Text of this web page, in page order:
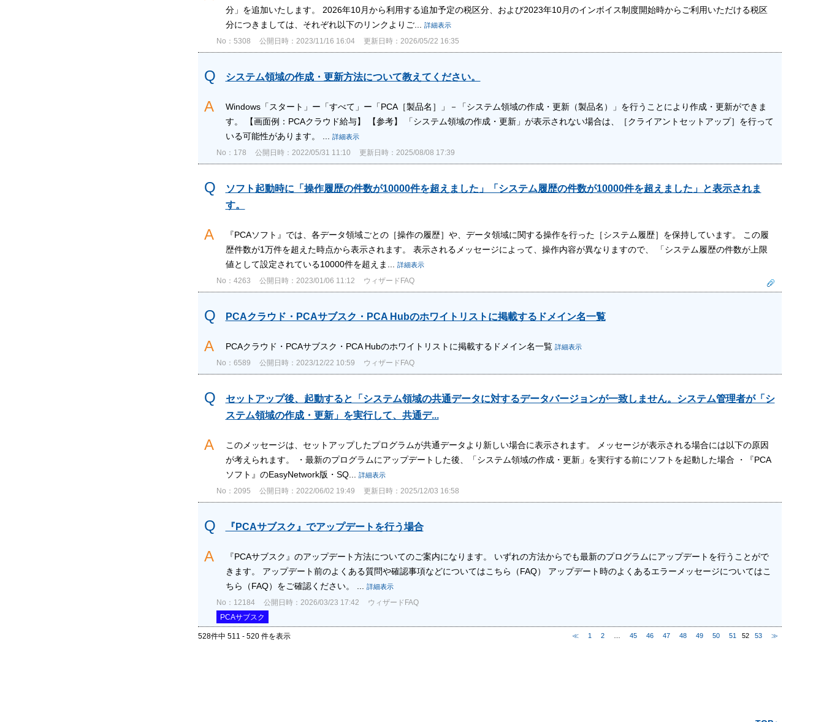
分」を追加いたします。 2026年10月から利用する追加予定の税区分、および2023年10月のインボイス制度開始時からご利用いただける税区
分につきましては、それぞれ以下のリンクよりご...
詳細表示
No：5308 公開日時：2023/11/16 16:04 更新日時：2026/05/22 16:35
システム領域の作成・更新方法について教えてください。
Windows「スタート」ー「すべて」ー「PCA［製品名］」－「システム領域の作成・更新（製品名）」を行うことにより作成・更新ができま
す。 【画面例：PCAクラウド給与】 【参考】 「システム領域の作成・更新」が表示されない場合は、［クライアントセットアップ］を行って
いる可能性があります。 ...
詳細表示
No：178 公開日時：2022/05/31 11:10 更新日時：2025/08/08 17:39
ソフト起動時に「操作履歴の件数が10000件を超えました」「システム履歴の件数が10000件を超えました」と表示されま
す。
『PCAソフト』では、各データ領域ごとの［操作の履歴］や、データ領域に関する操作を行った［システム履歴］を保持しています。 この履
歴件数が1万件を超えた時点から表示されます。 表示されるメッセージによって、操作内容が異なりますので、 「システム履歴の件数が上限
値として設定されている10000件を超えま...
詳細表示
No：4263 公開日時：2023/01/06 11:12 ウィザードFAQ
PCAクラウド・PCAサブスク・PCA Hubのホワイトリストに掲載するドメイン名一覧
PCAクラウド・PCAサブスク・PCA Hubのホワイトリストに掲載するドメイン名一覧 詳細表示
No：6589 公開日時：2023/12/22 10:59 ウィザードFAQ
セットアップ後、起動すると「システム領域の共通データに対するデータバージョンが一致しません。システム管理者が「シ
ステム領域の作成・更新」を実行して、共通デ...
このメッセージは、セットアップしたプログラムが共通データより新しい場合に表示されます。 メッセージが表示される場合には以下の原因
が考えられます。 ・最新のプログラムにアップデートした後、「システム領域の作成・更新」を実行する前にソフトを起動した場合 ・『PCA
ソフト』のEasyNetwork版・SQ...
詳細表示
No：2095 公開日時：2022/06/02 19:49 更新日時：2025/12/03 16:58
『PCAサブスク』でアップデートを行う場合
『PCAサブスク』のアップデート方法についてのご案内になります。 いずれの方法からでも最新のプログラムにアップデートを行うことがで
きます。 アップデート前のよくある質問や確認事項などについてはこちら（FAQ） アップデート時のよくあるエラーメッセージについてはこ
ちら（FAQ）をご確認ください。 ...
詳細表示
No：12184 公開日時：2026/03/23 17:42
ウィザードFAQ
PCAサブスク
528件中 511 - 520 件を表示 ≪ 1 2 45 46 47 48 49 50 51 52 53 ≫